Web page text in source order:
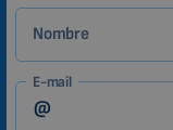
Nombre
E-mail